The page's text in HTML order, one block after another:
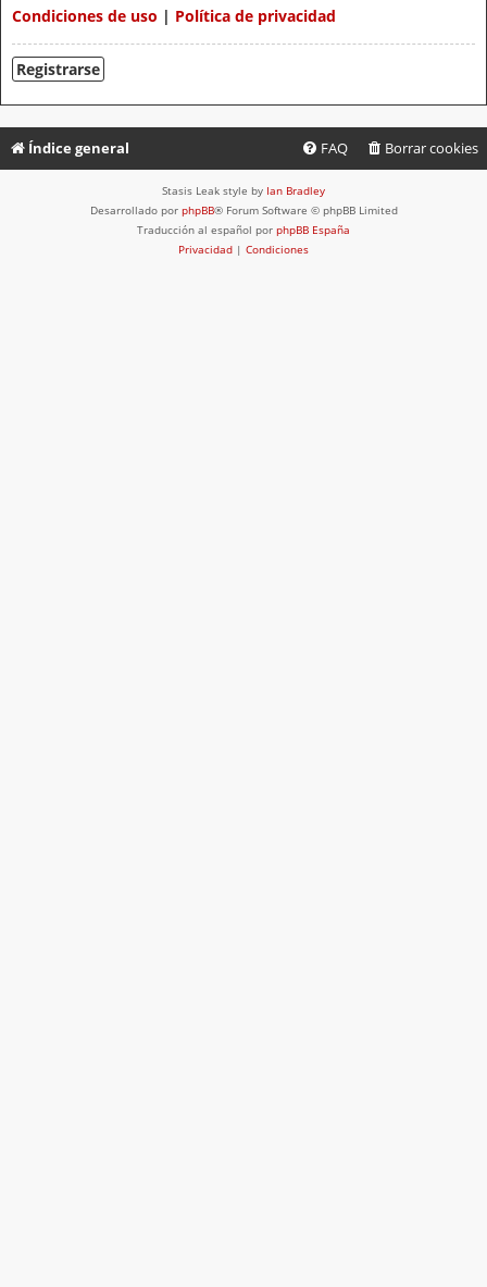
Condiciones de uso | Política de privacidad
Registrarse
Índice general Borrar cookies
FAQ
Stasis Leak style by Ian Bradley
Desarrollado por phpBB® Forum Software © phpBB Limited
Traducción al español por phpBB España
Privacidad | Condiciones